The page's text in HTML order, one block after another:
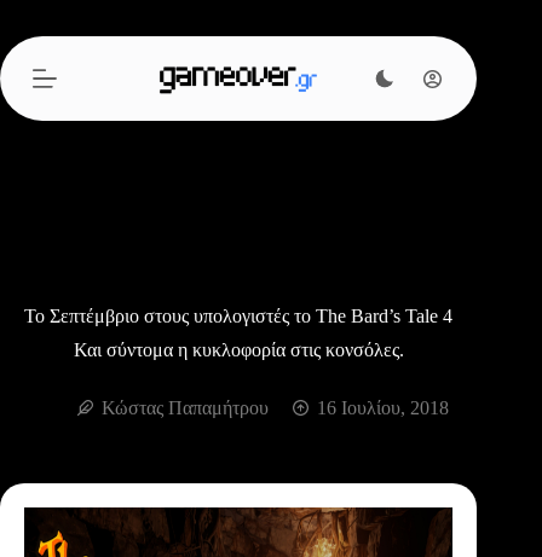
περιεχόμενο
To Σεπτέμβριο στους υπολογιστές το The Bard’s Tale 4
Και σύντομα η κυκλοφορία στις κονσόλες.
Κώστας Παπαμήτρου 16 Ιουλίου, 2018